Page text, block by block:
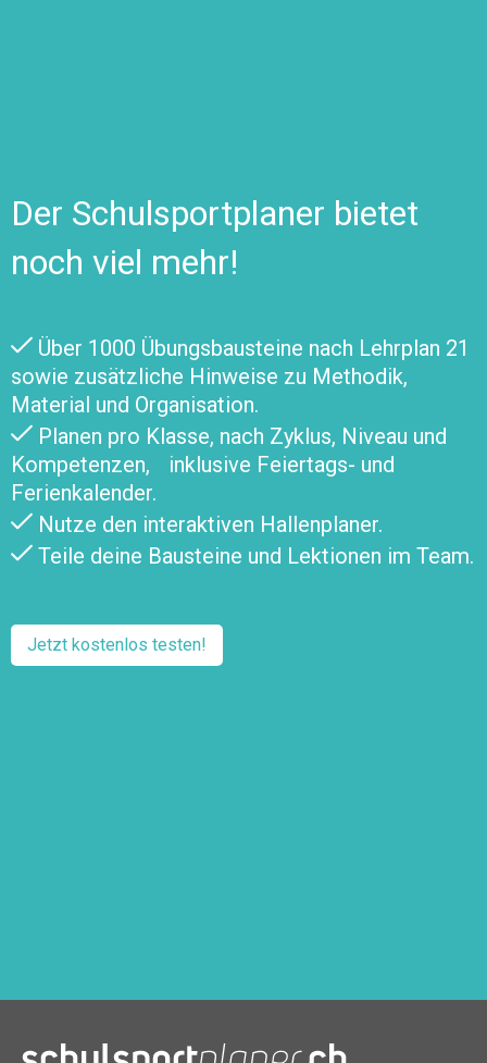
Der Schulsportplaner bietet
noch viel mehr!
Über 1000 Übungsbausteine nach Lehrplan 21
sowie zusätzliche Hinweise zu Methodik,
Material und Organisation.
Planen pro Klasse, nach Zyklus, Niveau und
Kompetenzen, inklusive Feiertags- und
Ferienkalender.
Nutze den interaktiven Hallenplaner.
Teile deine Bausteine und Lektionen im Team.
Jetzt kostenlos testen!